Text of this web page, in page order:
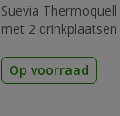
Suevia
met 2 drinkplaatsen
Op voorraad